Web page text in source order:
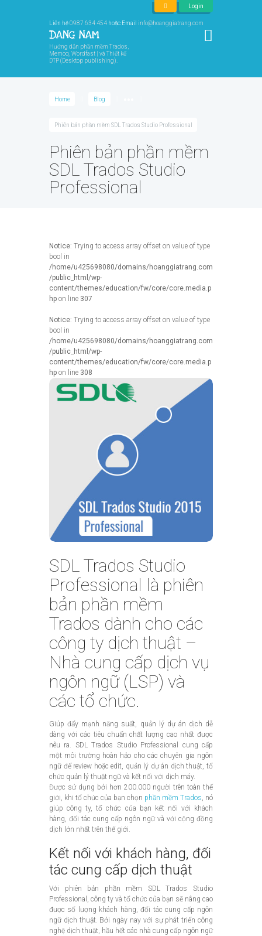
Login
Liên hệ0987 634 454 hoặc Email info@hoanggiatrang.com
Hướng dẫn phần mềm Trados,
Memoq, Wordfast | và Thiết kế
DTP (Desktop publishing).
Home Blog
Phiên bản phần mềm SDL Trados Studio Professional
Phiên bản phần mềm
SDL Trados Studio
Professional
Notice: Trying to access array offset on value of type
bool in
/home/u425698080/domains/hoanggiatrang.com
/public_html/wp-
content/themes/education/fw/core/core.media.p
hp on line 307
Notice: Trying to access array offset on value of type
bool in
/home/u425698080/domains/hoanggiatrang.com
/public_html/wp-
content/themes/education/fw/core/core.media.p
hp on line 308
SDL Trados Studio
Professional là phiên
bản phần mềm
Trados dành cho các
công ty dịch thuật –
Nhà cung cấp dịch vụ
ngôn ngữ (LSP) và
các tổ chức.
Giúp đẩy mạnh năng suất, quản lý dự án dịch dễ
dàng với các tiêu chuẩn chất lượng cao nhất được
nêu ra. SDL Trados Studio Professional cung cấp
một môi trường hoàn hảo cho các chuyên gia ngôn
ngữ để review hoặc edit, quản lý dự án dịch thuật, tổ
chức quản lý thuật ngữ và kết nối với dịch máy.
Được sử dụng bởi hơn 200.000 người trên toàn thế
giới, khi tổ chức của bạn chọn phần mềm Trados, nó
giúp công ty, tổ chức của bạn kết nối với khách
hàng, đối tác cung cấp ngôn ngữ và với cộng đồng
dịch lớn nhất trên thế giới.
Kết nối với khách hàng, đối
tác cung cấp dịch thuật
Với phiên bản phần mềm SDL Trados Studio
Professional, công ty và tổ chức của bạn sẽ nâng cao
được số lượng khách hàng, đối tác cung cấp ngôn
ngữ dịch thuật. Bởi ngày nay với sự phát triển công
nghệ dịch thuật, hầu hết các nhà cung cấp ngôn ngữ